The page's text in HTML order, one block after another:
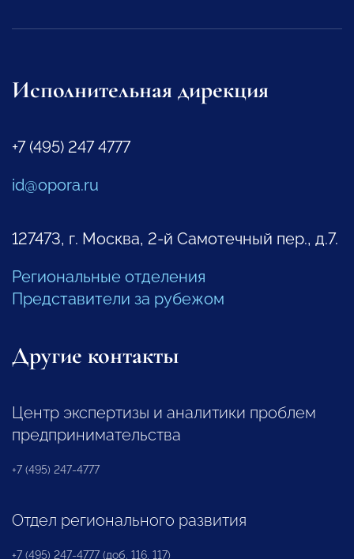
Исполнительная дирекция
+7 (495) 247 4777
id@opora.ru
127473, г. Москва, 2-й Самотечный пер., д.7.
Региональные отделения
Представители за рубежом
Другие контакты
Центр экспертизы и аналитики проблем
предпринимательства
+7 (495) 247-4777
Отдел регионального развития
+7 (495) 247-4777 (доб. 116, 117)